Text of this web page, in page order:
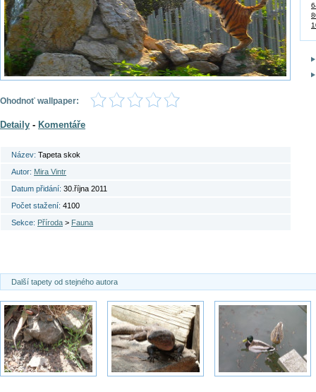
Ohodnoť wallpaper:
Detaily - Komentáře
Název: Tapeta skok
Autor: Mira Vintr
Datum přidání: 30.října 2011
Počet stažení: 4100
Sekce: Příroda > Fauna
Další tapety od stejného autora